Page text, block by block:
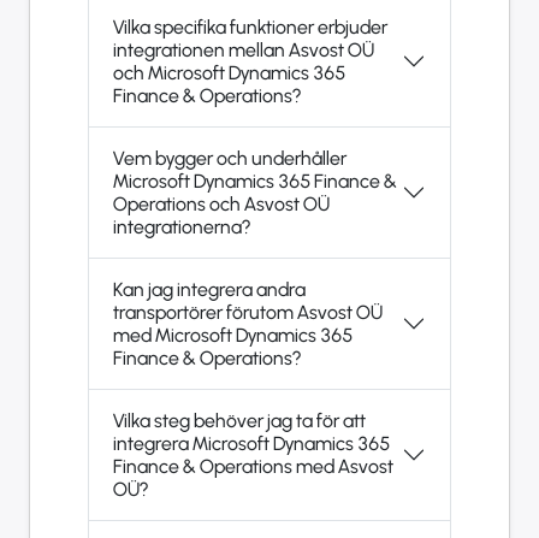
Vilka specifika funktioner erbjuder
integrationen mellan Asvost OÜ
och Microsoft Dynamics 365
Finance & Operations?
Vem bygger och underhåller
Microsoft Dynamics 365 Finance &
Operations och Asvost OÜ
integrationerna?
Kan jag integrera andra
transportörer förutom Asvost OÜ
med Microsoft Dynamics 365
Finance & Operations?
Vilka steg behöver jag ta för att
integrera Microsoft Dynamics 365
Finance & Operations med Asvost
OÜ?